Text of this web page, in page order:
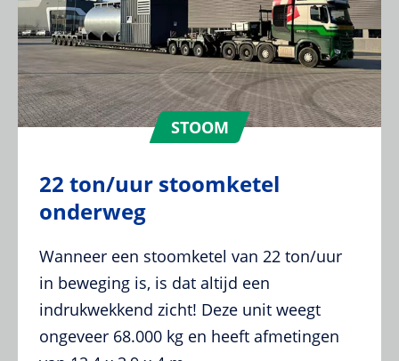
STOOM
22 ton/uur stoomketel
onderweg
Wanneer een stoomketel van 22 ton/uur
in beweging is, is dat altijd een
indrukwekkend zicht! Deze unit weegt
ongeveer 68.000 kg en heeft afmetingen